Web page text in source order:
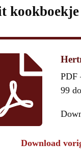
PDF
99
Download